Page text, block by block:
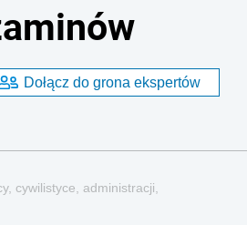
Dołącz do grona ekspertów
cywilistyce, administracji,